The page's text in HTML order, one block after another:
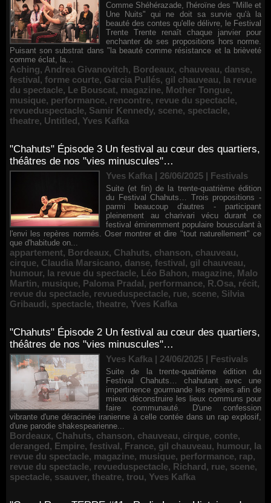
Comme Shéhérazade, l'héroïne des "Mille et
Une Nuits" qui ne doit sa survie qu'à la
beauté des contes qu'elle délivre, le Festival
Trente Trente renaît chaque janvier pour
enchanter de ses propositions hors norme.
Puisant son substrat dans "la beauté comme résistance et la brièveté
comme éclat, la...
Aching, Andrea Givanovitch, Bordeaux, chauveau, danse,
festival, forme courte, Garcia Pullés, gil chauveau, la revue
du spectacle, Le Bouscat, magazine, Mother Tongue,
musique, performance, rencontre, revue du spectacle,
revueduspectacle, Samir Kennedy, scene, spectacle,
theatre, Untitled, Yves Kafka
"Chahuts" Épisode 3 Un festival au cœur des quartiers,
théâtres de nos "vies minuscules"…
Yves Kafka | 26/06/2025 | Festivals
Suite (et fin) de la trente-quatrième édition
du Festival Chahuts… Trois propositions -
parmi beaucoup d'autres - participant
pleinement au charivari vécu durant ce
festival éminemment populaire bousculant à
l'envi les repères normés. Oser montrer et dire "tout naturellement" ce
que d'habitude on...
appartement, Bordeaux, Chahuts, chanson, chauveau,
cirque, Claudia Marsicano, danse, festival, gil chauveau,
humour, la revue du spectacle, Léo Bahon, magazine, Malo
Martin, musique, Paloma Pradal, performance, R.Osa, récit,
revue du spectacle, revueduspectacle, rue, scene, Silvia
Gribaudi, spectacle, theatre, Yves Kafka
"Chahuts" Épisode 2 Un festival au cœur des quartiers,
théâtres de nos "vies minuscules"…
Yves Kafka | 24/06/2025 | Festivals
Suite de la trente-quatrième édition du
Festival Chahuts… chahutant avec une
impertinence gourmande les repères afin de
mieux déconstruire les lieux communs pour
faire communauté. D'une confession
vibrante d'une déracinée iranienne à celle contée dans un rap explosif,
d'une parodie shakespearienne...
Bordeaux, Chahuts, chanson, chauveau, cirque, conte,
deranged, Empire, festival, France, gil chauveau, humour, la
revue du spectacle, magazine, musique, performance, rap,
revue du spectacle, revueduspectacle, Richard, rue, scene,
spectacle, ssauver, theatre, trou, Yves Kafka